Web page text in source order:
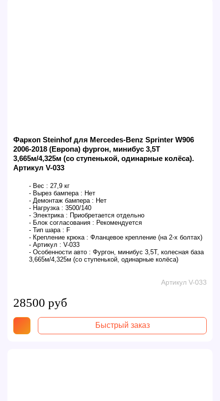
Фаркоп Steinhof для Mercedes-Benz Sprinter W906
2006-2018 (Европа) фургон, минибус 3,5T
3,665м/4,325м (со ступенькой, одинарные колёса).
Артикул V-033
- Вес : 27,9 кг
- Вырез бампера : Нет
- Демонтаж бампера : Нет
- Нагрузка : 3500/140
- Электрика : Приобретается отдельно
- Блок согласования : Рекомендуется
- Тип шара : F
- Крепление крюка : Фланцевое крепление (на 2-х болтах)
- Артикул : V-033
- Особенности авто : Фургон, минибус 3,5T, колесная база
3,665м/4,325м (со ступенькой, одинарные колёса)
Артикул V-033
28500 руб
Быстрый заказ